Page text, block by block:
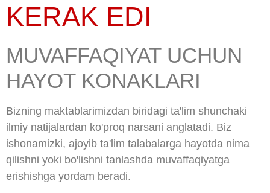
KERAK EDI
MUVAFFAQIYAT UCHUN
HAYOT KONAKLARI
Bizning maktablarimizdan biridagi ta'lim shunchaki
ilmiy natijalardan ko'proq narsani anglatadi. Biz
ishonamizki, ajoyib ta'lim talabalarga hayotda nima
qilishni yoki bo'lishni tanlashda muvaffaqiyatga
erishishga yordam beradi.